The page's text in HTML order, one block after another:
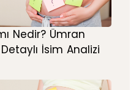
Nedir? Ümran
İsim Analizi